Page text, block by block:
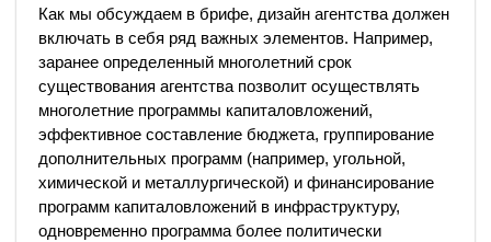
Как мы обсуждаем в брифе, дизайн агентства должен
включать в себя ряд важных элементов. Например,
заранее определенный многолетний срок
существования агентства позволит осуществлять
многолетние программы капиталовложений,
эффективное составление бюджета, группирование
дополнительных программ (например, угольной,
химической и металлургической) и финансирование
программ капиталовложений в инфраструктуру,
одновременно программа более политически